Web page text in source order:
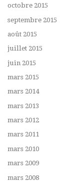
octobre 2015
septembre 2015
août 2015
juillet 2015
juin 2015
mars 2015
mars 2014
mars 2013
mars 2012
mars 2011
mars 2010
mars 2009
mars 2008